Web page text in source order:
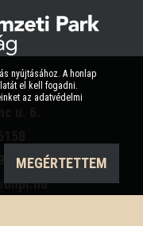
u. 6.
nyújtásához. A honlap
el kell fogadni.
az adatvédelmi
MEGÉRTETTEM